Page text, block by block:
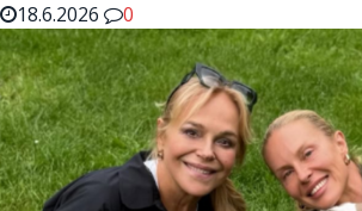
18.6.2026
0